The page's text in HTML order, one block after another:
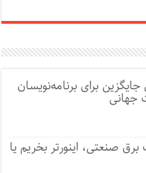
برای برنامه‌نویسان
جهانی
صنعتی، اینورتر بخریم یا